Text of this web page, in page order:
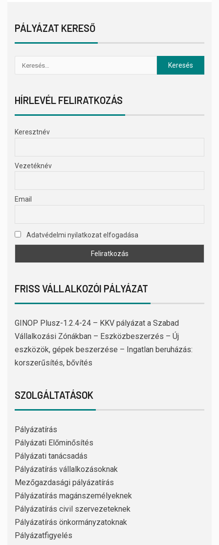
PÁLYÁZAT KERESŐ
HÍRLEVÉL FELIRATKOZÁS
Keresztnév
Vezetéknév
Email
Adatvédelmi nyilatkozat elfogadása
FRISS VÁLLALKOZÓI PÁLYÁZAT
GINOP Plusz-1.2.4-24 – KKV pályázat a Szabad
Vállalkozási Zónákban – Eszközbeszerzés – Új
eszközök, gépek beszerzése – Ingatlan beruházás:
korszerűsítés, bővítés
SZOLGÁLTATÁSOK
Pályázatírás
Pályázati Előminősítés
Pályázati tanácsadás
Pályázatírás vállalkozásoknak
Mezőgazdasági pályázatírás
Pályázatírás magánszemélyeknek
Pályázatírás civil szervezeteknek
Pályázatírás önkormányzatoknak
Pályázatfigyelés